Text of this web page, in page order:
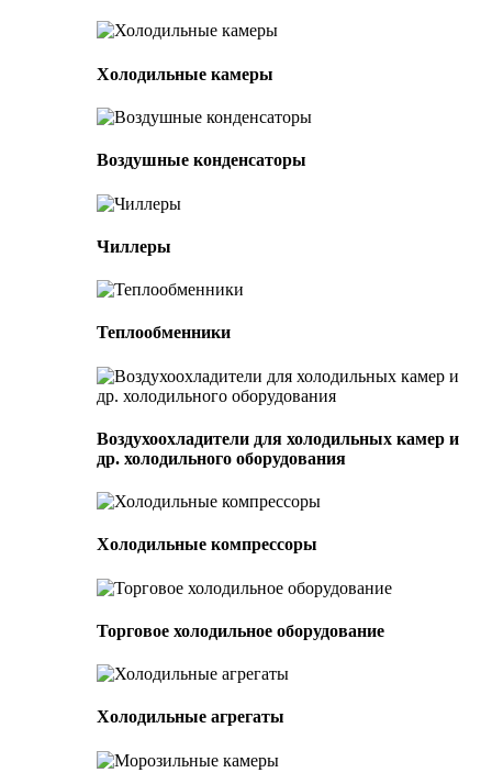
Холодильные камеры
Воздушные конденсаторы
Чиллеры
Теплообменники
Воздухоохладители для холодильных камер и
др. холодильного оборудования
Холодильные компрессоры
Торговое холодильное оборудование
Холодильные агрегаты